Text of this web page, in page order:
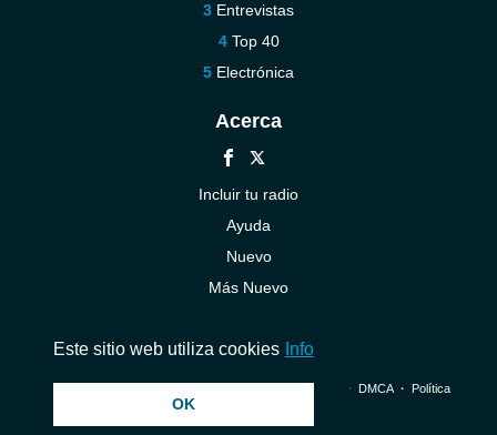
Entrevistas
Top 40
Electrónica
Acerca
Incluir tu radio
Ayuda
Nuevo
Más Nuevo
© 2026 InstantAudio. Reservados todos los derechos. ・ DMCA・ Política
Este sitio web utiliza cookies Info
OK